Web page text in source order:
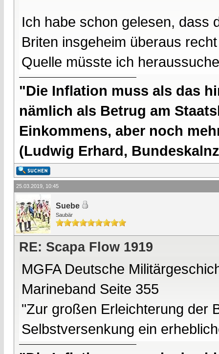
Ich habe schon gelesen, dass
Briten insgeheim überaus
Quelle müsste ich
"Die Inflation muss als das
nämlich als Betrug am
Einkommens, aber noch
(Ludwig Erhard,
25.03.2019, 10:45
Suebe
Saubär
RE: Scapa Flow 1919
MGFA Deutsche
Marineband Seite 355
"Zur großen Erleichterung der
Selbstversenkung ein